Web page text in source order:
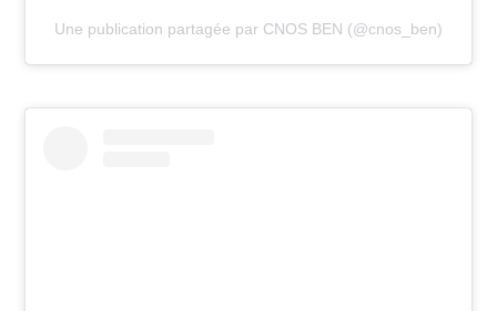
Une publication partagée par CNOS BEN (@cnos_ben)